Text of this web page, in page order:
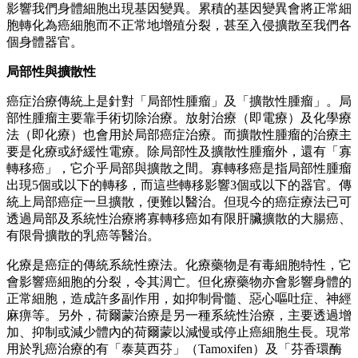
影響我們身體細胞出現基因變異。累積的基因變異會將正常細
胞轉化為癌細胞而不正常地增殖分裂，甚至入侵擴散至我們各
個身體器官。
局部性與擴散性
癌症治療傳統上是針對「局部性腫瘤」及「擴散性腫瘤」。局
部性腫瘤主要靠手術切除治療。放射治療（即電療）及化學療
法（即化療）也會用於局部癌症治療。而擴散性腫瘤的治療主
要是化療或紓緩性電療。除局部性及擴散性腫瘤外，還有「寡
轉移癌」，它介乎局部與擴散之間。寡轉移癌是指局部性腫瘤
出現5個或以下的轉移，而這些轉移影響3個或以下的器官。傳
統上局部癌症一旦擴散，便難以醫治。但現今的癌症療法已可
透過局部及系統性治療將寡轉移癌如有限肝臟擴散的大腸癌、
有限骨擴散的乳癌等醫治。
化療是癌症的傳統系統性療法。化療藥物是有毒細胞特性，它
會影響癌細胞的分裂，令其淍亡。但化療藥物亦會影響身體的
正常細胞，造成許多副作用，如抑制骨髓、惡心嘔吐症、神經
麻痹等。另外，荷爾蒙治療是另一種系統性治療，主要透過增
加、抑制或減少體內的荷爾蒙以減慢或停止癌細胞生長。現常
用於乳癌治療的有「泰莫西芬」（Tamoxifen）及「芬香環酶